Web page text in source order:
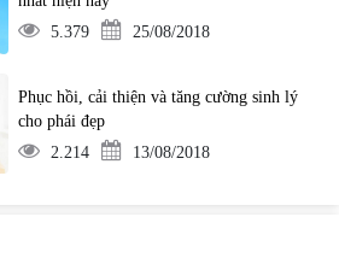
5.379
25/08/2018
Phục hồi, cải thiện và tăng cường sinh lý
cho phái đẹp
2.214
13/08/2018